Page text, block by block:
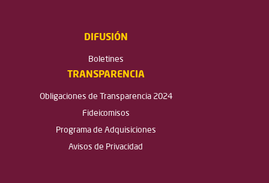
DIFUSIÓN
Boletines
TRANSPARENCIA
Obligaciones de Transparencia 2024
Fideicomisos
Programa de Adquisiciones
Avisos de Privacidad